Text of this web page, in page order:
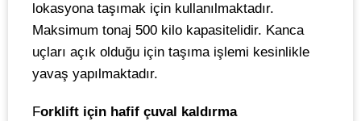
lokasyona taşımak için kullanılmaktadır.
Maksimum tonaj 500 kilo kapasitelidir. Kanca
uçları açık olduğu için taşıma işlemi kesinlikle
yavaş yapılmaktadır.
Forklift için hafif çuval kaldırma